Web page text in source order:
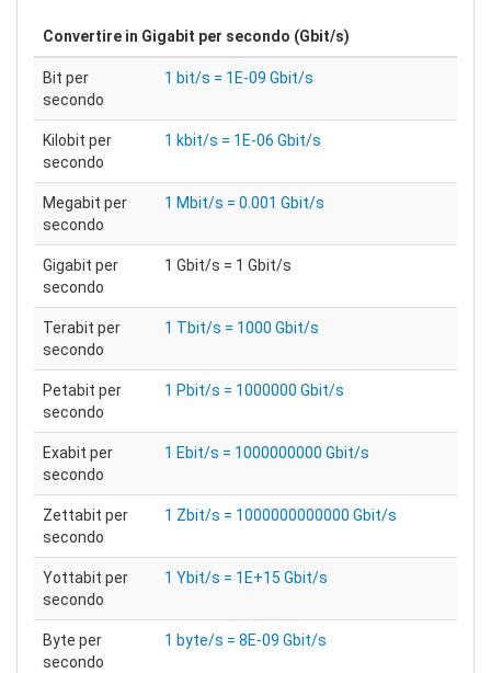
Convertire in Gigabit per secondo (Gbit/s)
Bit per
secondo
1 bit/s = 1E-09 Gbit/s
Kilobit per
secondo
1 kbit/s = 1E-06 Gbit/s
Megabit per
secondo
1 Mbit/s = 0.001 Gbit/s
Gigabit per
secondo
1 Gbit/s = 1 Gbit/s
Terabit per
secondo
1 Tbit/s = 1000 Gbit/s
Petabit per
secondo
1 Pbit/s = 1000000 Gbit/s
Exabit per
secondo
1 Ebit/s = 1000000000 Gbit/s
Zettabit per
secondo
1 Zbit/s = 1000000000000 Gbit/s
Yottabit per
secondo
1 Ybit/s = 1E+15 Gbit/s
Byte per
secondo
1 byte/s = 8E-09 Gbit/s